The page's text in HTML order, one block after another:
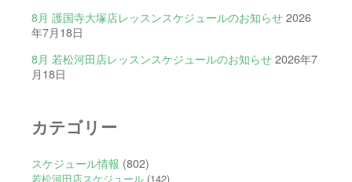
8月 護国寺大塚店レッスンスケジュールのお知らせ 2026
年7月18日
8月 若松河田店レッスンスケジュールのお知らせ 2026年7
月18日
カテゴリー
スケジュール情報 (802)
若松河田店スケジュール(142)